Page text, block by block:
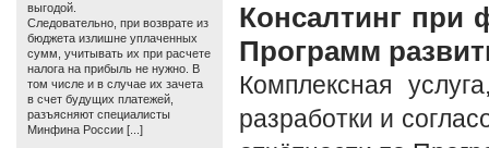
Консалтинг
Программ
Комплексная
разработки и
выгодой.
Следовательно, при возврате из
бюджета излишне уплаченных
сумм, учитывать их при расчете
налога на прибыль не нужно. В
том числе и в случае их зачета
в счет будущих платежей,
разъясняют специалисты
Минфина России [...]